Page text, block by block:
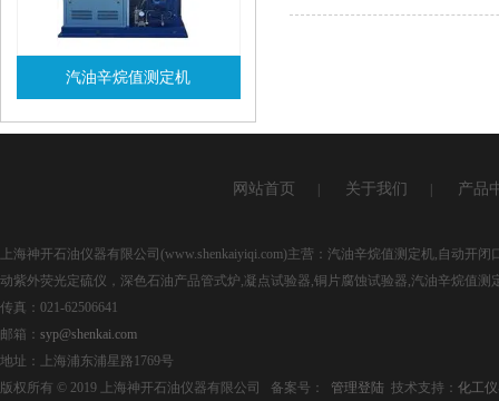
汽油辛烷值测定机
查看详情
网站首页 关于我们 产品
上海神开石油仪器有限公司(www.shenkaiyiqi.com)主营：汽油辛烷值测定机,自动
动紫外荧光定硫仪，深色石油产品管式炉,凝点试验器,铜片腐蚀试验器,汽油辛烷值测
传真：021-62506641
邮箱： syp@shenkai.com
地址：上海浦东浦星路1769号
版权所有 © 2019 上海神开石油仪器有限公司 备案号：
管理登陆 技术支持： 化工